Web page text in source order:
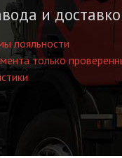
и
лояльности
только